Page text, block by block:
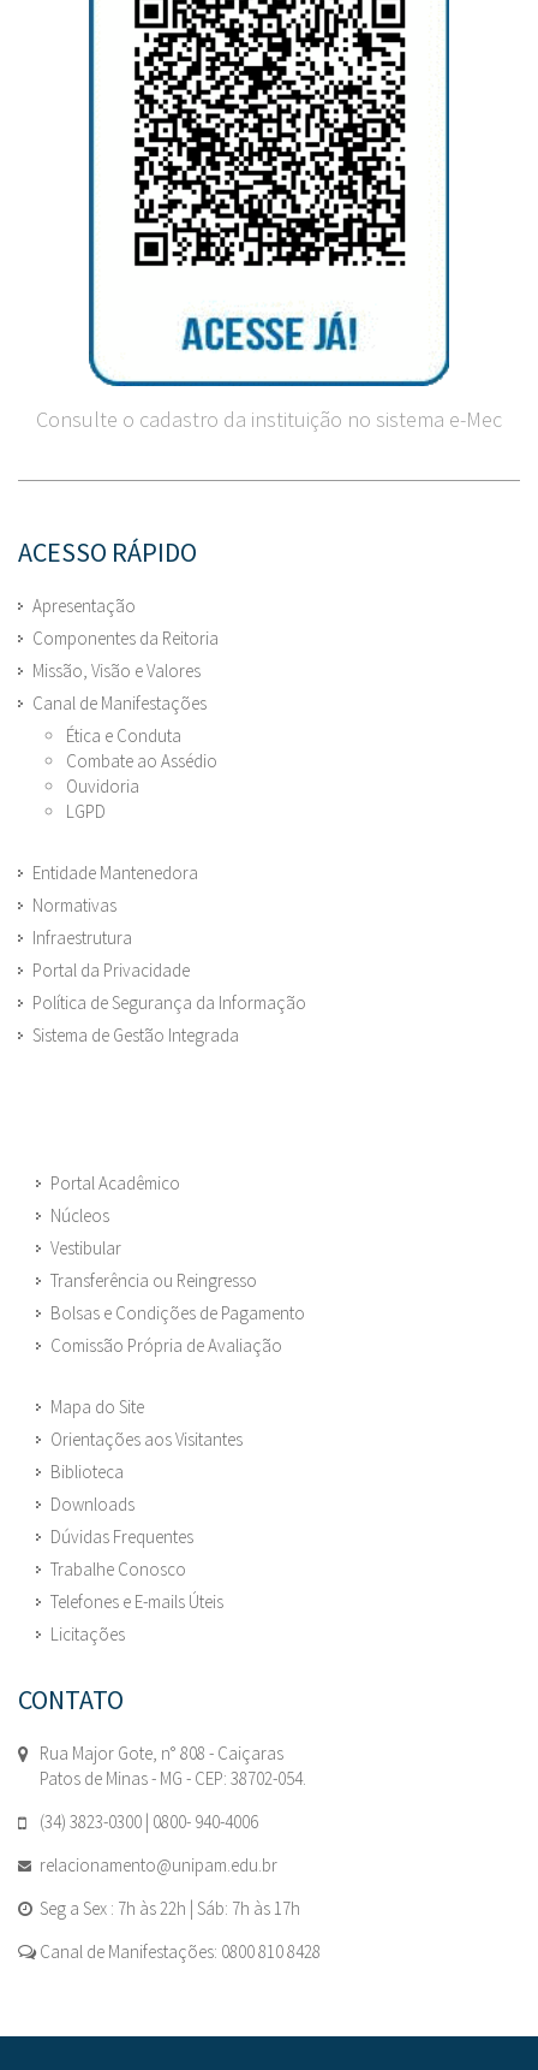
Consulte o cadastro da instituição no sistema e-Mec
ACESSO RÁPIDO
Apresentação
Componentes da Reitoria
Missão, Visão e Valores
Canal de Manifestações
Ética e Conduta
Combate ao Assédio
Ouvidoria
LGPD
Entidade Mantenedora
Normativas
Infraestrutura
Portal da Privacidade
Política de Segurança da Informação
Sistema de Gestão Integrada
Portal Acadêmico
Núcleos
Vestibular
Transferência ou Reingresso
Bolsas e Condições de Pagamento
Comissão Própria de Avaliação
Mapa do Site
Orientações aos Visitantes
Biblioteca
Downloads
Dúvidas Frequentes
Trabalhe Conosco
Telefones e E-mails Úteis
Licitações
CONTATO
Rua Major Gote, n° 808 - Caiçaras
Patos de Minas - MG - CEP: 38702-054.
(34) 3823-0300 | 0800- 940-4006
relacionamento@unipam.edu.br
Seg a Sex : 7h às 22h | Sáb: 7h às 17h
Canal de Manifestações: 0800 810 8428